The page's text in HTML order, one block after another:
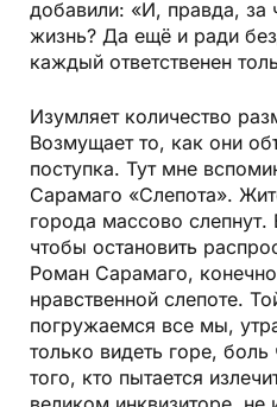
добавили: «И, правда, за
жизнь? Да ещё и ради
каждый ответственен
Изумляет количество
Возмущает то, как они
поступка. Тут мне
Сарамаго «Слепота».
города массово слепнут.
чтобы остановить
Роман Сарамаго,
нравственной слепоте.
погружаемся все мы,
только видеть горе,
того, кто пытается